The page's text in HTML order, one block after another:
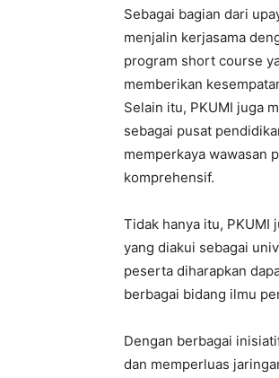
Sebagai bagian dari
menjalin kerjasama
program short course
memberikan
Selain itu, PKUMI juga
sebagai pusat
memperkaya wawasan
komprehensif.
Tidak hanya itu, PKUMI
yang diakui sebagai
peserta diharapkan
berbagai bidang ilmu
Dengan berbagai
dan memperluas